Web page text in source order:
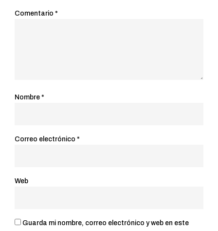
Comentario *
Nombre *
Correo electrónico *
Web
Guarda mi nombre, correo electrónico y web en este